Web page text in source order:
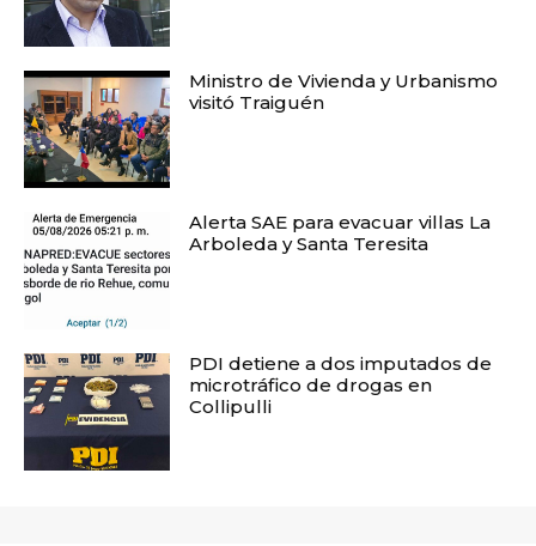
Ministro de Vivienda y Urbanismo
visitó Traiguén
Alerta SAE para evacuar villas La
Arboleda y Santa Teresita
PDI detiene a dos imputados de
microtráfico de drogas en
Collipulli